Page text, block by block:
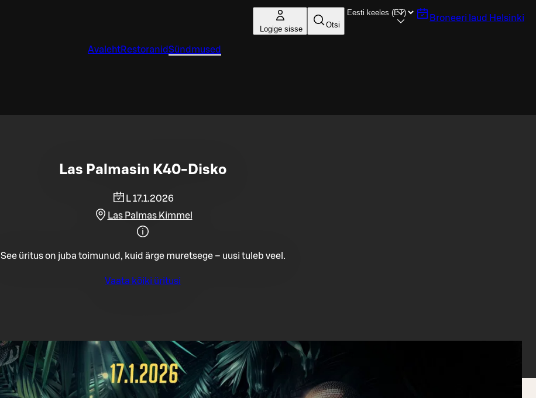
Logige sisse Otsi
Broneeri laud Helsinki
AvalehtRestoranidSündmused
Las Palmasin K40-Disko
L 17.1.2026
Las Palmas Kimmel
See üritus on juba toimunud, kuid ärge muretsege – uusi tuleb veel.
Vaata kõiki üritusi